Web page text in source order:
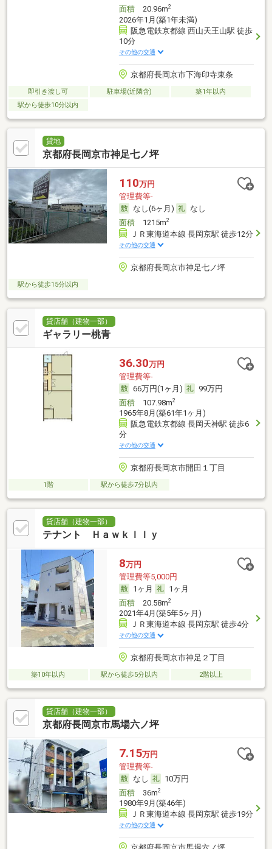
面積20.96m2
2026年1月(築1年未満)
阪急電鉄京都線 西山天王山駅 徒歩
10分
その他の交通
京都府長岡京市下海印寺東条
即引き渡し可 駐車場(近隣含)
築1年以内
駅から徒歩10分以内
貸地
京都府長岡京市神足七ノ坪
110万円
管理費等-
なし(6ヶ月)
なし
面積1215m2
ＪＲ東海道本線 長岡京駅 徒歩12分
その他の交通
京都府長岡京市神足七ノ坪
駅から徒歩15分以内
貸店舗（建物一部）
ギャラリー桃青
36.30万円
管理費等-
66万円(1ヶ月)
99万円
面積107.98m2
1965年8月(築61年1ヶ月)
阪急電鉄京都線 長岡天神駅 徒歩6
分
その他の交通
京都府長岡京市開田１丁目
1階 駅から徒歩7分以内
貸店舗（建物一部）
テナント Ｈａｗｋｌｌｙ
8万円
管理費等5,000円
1ヶ月
1ヶ月
面積20.58m2
2021年4月(築5年5ヶ月)
ＪＲ東海道本線 長岡京駅 徒歩4分
その他の交通
京都府長岡京市神足２丁目
築10年以内 駅から徒歩5分以内 2階以上
貸店舗（建物一部）
京都府長岡京市馬場六ノ坪
7.15万円
管理費等-
なし
10万円
面積36m2
1980年9月(築46年)
ＪＲ東海道本線 長岡京駅 徒歩19分
その他の交通